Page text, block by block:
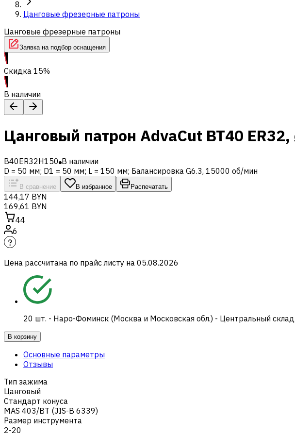
Цанговые фрезерные патроны
Цанговые фрезерные патроны
Заявка на подбор оснащения
Скидка 15%
В наличии
Цанговый патрон AdvaCut BT40
B40ER32H150 В наличии
D = 50 мм; D1 = 50 мм; L = 150 мм; Балансировка G6.3, 15000 об/мин
В сравнение В избранное Распечатать
144,17 BYN
169,61 BYN
44
6
Цена рассчитана по прайс листу на 05.08.2026
20 шт. - Наро-Фоминск (Москва и Московская обл.) - Центральный склад
В корзину
Основные параметры
Отзывы
Тип зажима
Цанговый
Стандарт конуса
MAS 403/BT (JIS-B 6339)
Размер инструмента
2-20